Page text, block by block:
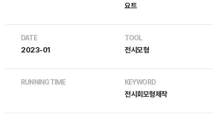
요트
DATE
2023-01
TOOL
전시모형
RUNNING TIME KEYWORD
전시회모형제작